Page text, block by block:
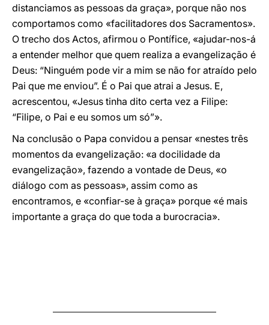
distanciamos as pessoas da graça», porque não nos
comportamos como «facilitadores dos Sacramentos».
O trecho dos Actos, afirmou o Pontífice, «ajudar-nos-á
a entender melhor que quem realiza a evangelização é
Deus: “Ninguém pode vir a mim se não for atraído pelo
Pai que me enviou”. É o Pai que atrai a Jesus. E,
acrescentou, «Jesus tinha dito certa vez a Filipe:
“Filipe, o Pai e eu somos um só”».
Na conclusão o Papa convidou a pensar «nestes três
momentos da evangelização: «a docilidade da
evangelização», fazendo a vontade de Deus, «o
diálogo com as pessoas», assim como as
encontramos, e «confiar-se à graça» porque «é mais
importante a graça do que toda a burocracia».